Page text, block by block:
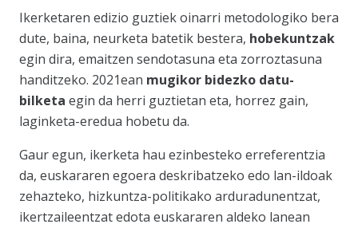
Ikerketaren edizio guztiek oinarri metodologiko bera
dute, baina, neurketa batetik bestera, hobekuntzak
egin dira, emaitzen sendotasuna eta zorroztasuna
handitzeko. 2021ean mugikor bidezko datu-
bilketa egin da herri guztietan eta, horrez gain,
laginketa-eredua hobetu da.
Gaur egun, ikerketa hau ezinbesteko erreferentzia
da, euskararen egoera deskribatzeko edo lan-ildoak
zehazteko, hizkuntza-politikako arduradunentzat,
ikertzaileentzat edota euskararen aldeko lanean